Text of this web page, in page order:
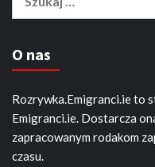
O nas
Rozrywka.Emigranci.ie to
Emigranci.ie. Dostarcza
zapracowanym rodakom
czasu.